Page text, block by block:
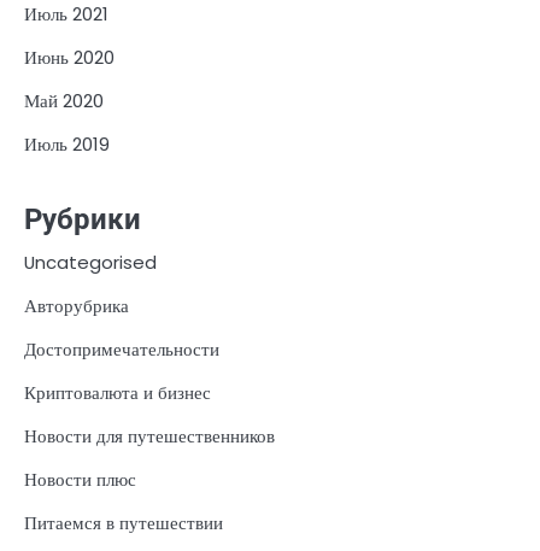
Июль 2021
Июнь 2020
Май 2020
Июль 2019
Рубрики
Uncategorised
Авторубрика
Достопримечательности
Криптовалюта и бизнес
Новости для путешественников
Новости плюс
Питаемся в путешествии